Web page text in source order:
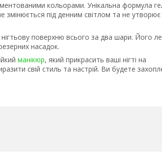
кольорами. Унікальна формула
змінюється під денним світлом та не утворює
поверхню всього за два шари. Його
насадок.
манікюр, який прикрасить ваші нігті на
свій стиль та настрій. Ви будете